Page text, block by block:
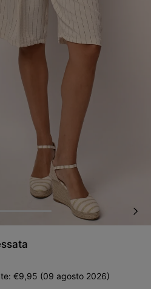
€9,95 (09 agosto 2026)